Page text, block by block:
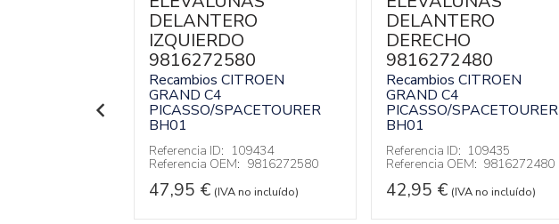
DELANTERO
IZQUIERDO
9816272580
Recambios CITROEN
GRAND C4
PICASSO/SPACETOURER
BH01
Referencia ID: 109434
Referencia OEM: 9816272580
47,95 € (IVA no incluído)
DELANTERO
DERECHO
9816272480
Recambios CITROEN
GRAND C4
PICASSO/SPACETOURER
BH01
Referencia ID: 109435
Referencia OEM: 9816272480
42,95 € (IVA no incluído)